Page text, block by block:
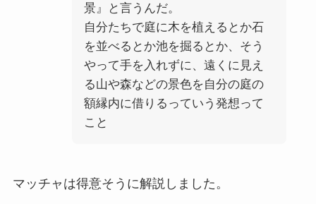
景』と言うんだ。
自分たちで庭に木を植えるとか石
を並べるとか池を掘るとか、そう
やって手を入れずに、遠くに見え
る山や森などの景色を自分の庭の
額縁内に借りるっていう発想って
こと
マッチャは得意そうに解説しました。